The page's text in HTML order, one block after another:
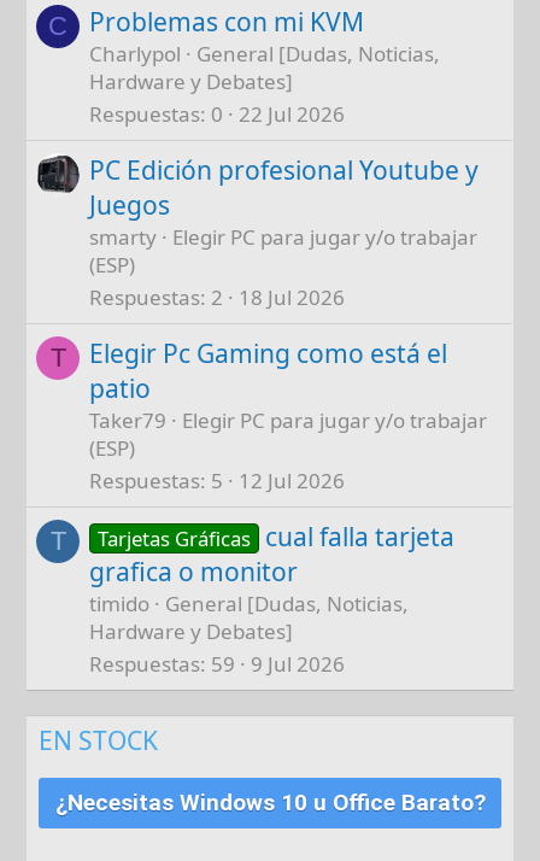
C Problemas con mi KVM
Charlypol
General [Dudas, Noticias,
Hardware y Debates]
Respuestas 0 22 Jul 2026
PC Edición profesional Youtube y
Juegos
smarty
Elegir PC para jugar y/o trabajar
(ESP)
Respuestas 2 18 Jul 2026
T
Elegir Pc Gaming como está el
patio
Taker79
Elegir PC para jugar y/o trabajar
(ESP)
Respuestas 5 12 Jul 2026
T Tarjetas Gráficas cual falla tarjeta
grafica o monitor
timido
General [Dudas, Noticias,
Hardware y Debates]
Respuestas 59 9 Jul 2026
EN STOCK
¿Necesitas Windows 10 u Office Barato?